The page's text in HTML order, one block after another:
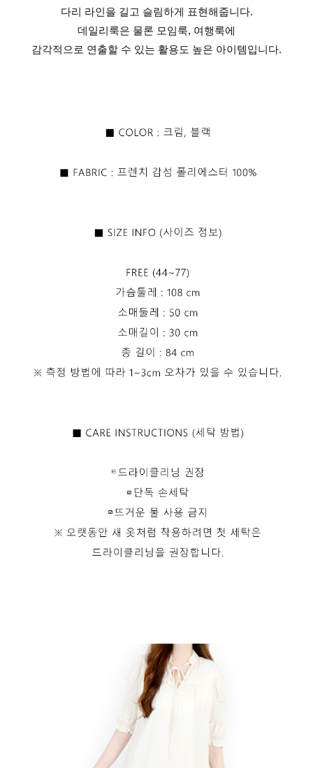
다리 라인을 길고 슬림하게 표현해줍니다.
데일리룩은 물론 모임룩, 여행룩에
감각적으로 연출할 수 있는 활용도 높은 아이템입니다.